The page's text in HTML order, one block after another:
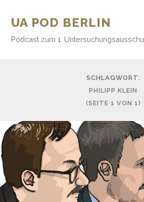
UA POD BERLIN
Podcast zum 1.
SCHLAGWORT:
PHILIPP KLEIN
(SEITE 1 VON 1)